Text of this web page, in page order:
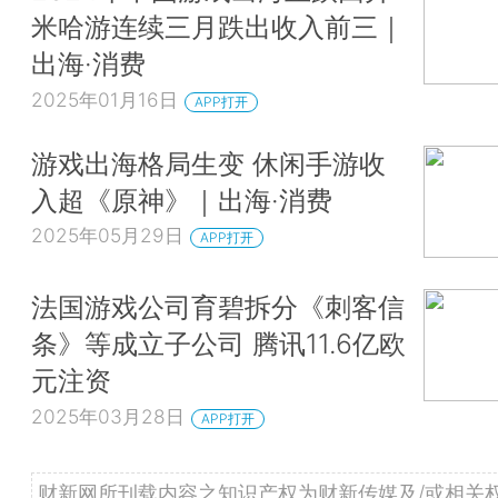
米哈游连续三月跌出收入前三｜
出海·消费
2025年01月16日 APP打开
游戏出海格局生变 休闲手游收
入超《原神》｜出海·消费
2025年05月29日 APP打开
法国游戏公司育碧拆分《刺客信
条》等成立子公司 腾讯11.6亿欧
元注资
2025年03月28日 APP打开
财新网所刊载内容之知识产权为财新传媒及/或相关